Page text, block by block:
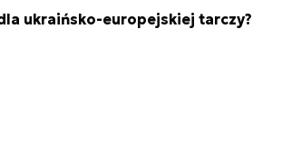
ukraińsko-europejskiej tarczy?